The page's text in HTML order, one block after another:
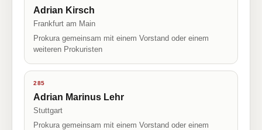
Adrian Kirsch
Frankfurt am Main
Prokura gemeinsam mit einem Vorstand oder einem
weiteren Prokuristen
285
Adrian Marinus Lehr
Stuttgart
Prokura gemeinsam mit einem Vorstand oder einem